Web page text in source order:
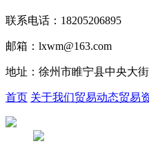
联系电话：18205206895
邮箱：lxwm@163.com
地址：徐州市睢宁县中央大
首页 关于我们贸易动态贸易